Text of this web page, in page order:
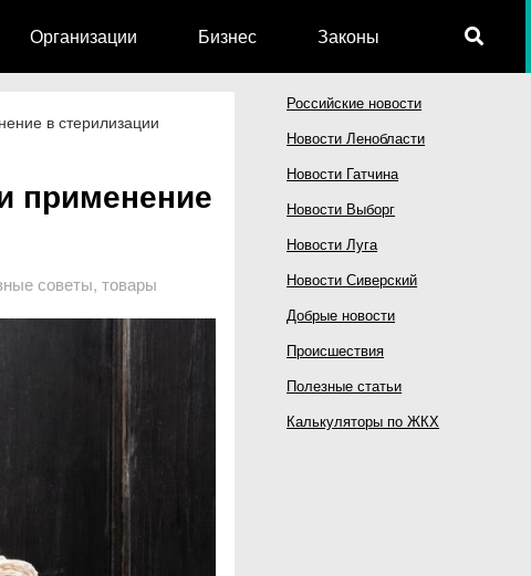
Организации Бизнес Законы
в стерилизации
применение
советы, товары
Российские новости
Новости Ленобласти
Новости Гатчина
Новости Выборг
Новости Луга
Новости Сиверский
Добрые новости
Происшествия
Полезные статьи
Калькуляторы по ЖКХ